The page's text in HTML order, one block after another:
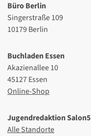
Büro Berlin
Singerstraße 109
10179 Berlin
Buchladen Essen
Akazienallee 10
45127 Essen
Online-Shop
Jugendredaktion Salon5
Alle Standorte